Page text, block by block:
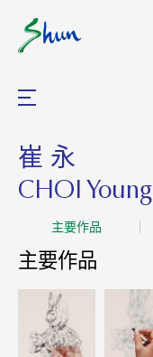
崔 永
CHOI Young
主要作品
主要作品